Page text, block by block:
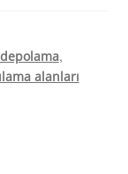
depolama,
alanları